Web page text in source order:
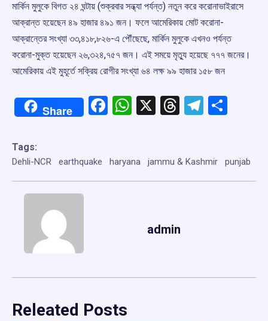
মার্কিন মুলুকে বিগত ২৪ ঘন্টায় (শুক্রবার সন্ধ্যা পর্যন্ত) নতুন করে করোনাভাইরাসে
আক্রান্ত হয়েছেন ৪৯ হাজার ৪৯১ জন। ফলে আমেরিকায় মোট করোনা-
আক্রান্তের সংখ্যা ৩৩,৪১৮,৮২৬-এ পৌঁছেছে, মার্কিন মুলুকে এখনও পর্যন্ত
করোনা-মুক্ত হয়েছেন ২৬,৩২৪,৭৫৭ জন। এই সময়ে মৃত্যু হয়েছে ৭৭৭ জনের।
আমেরিকায় এই মুহূর্তে সক্রিয় রোগীর সংখ্যা ৬৪ লক্ষ ৯৯ হাজার ১৫৮ জন
Share Facebook
WhatsApp
X Threads
Tags:
Dehli-NCR earthquake haryana jammu & Kashmir punjab
admin
Releated Posts